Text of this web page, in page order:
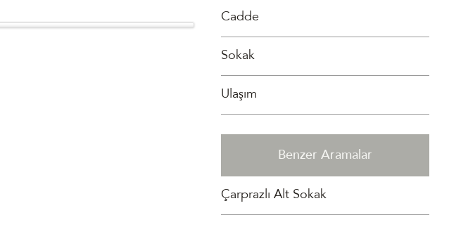
Cadde
Sokak
Ulaşım
Benzer Aramalar
Çarprazlı Alt Sokak